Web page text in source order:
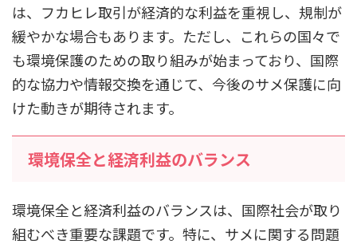
は、フカヒレ取引が経済的な利益を重視し、規制が
緩やかな場合もあります。ただし、これらの国々で
も環境保護のための取り組みが始まっており、国際
的な協力や情報交換を通じて、今後のサメ保護に向
けた動きが期待されます。
環境保全と経済利益のバランス
環境保全と経済利益のバランスは、国際社会が取り
組むべき重要な課題です。特に、サメに関する問題